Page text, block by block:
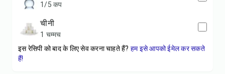
1/5 कप
चीनी
1 चम्मच
इस रेसिपी को बाद के लिए सेव करना चाहते हैं? हम इसे आपको ईमेल कर सकते
हैं!